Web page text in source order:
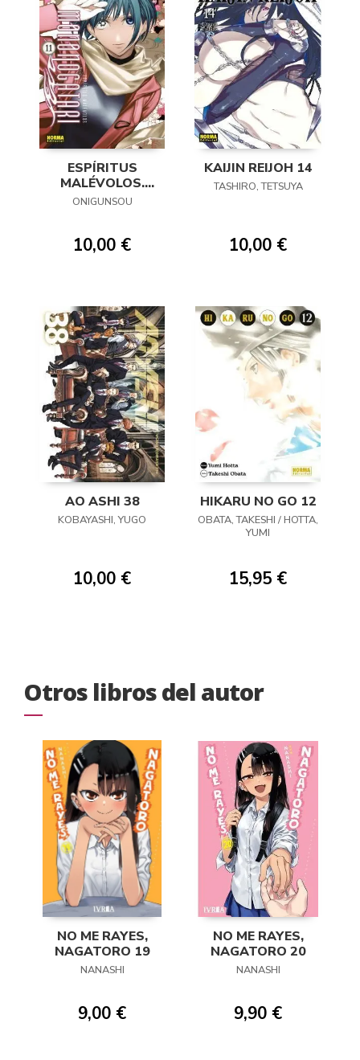
ESPÍRITUS
MALÉVOLOS.
MONONOGATARI
ONIGUNSOU
10,00 €
KAIJIN REIJOH 14
TASHIRO, TETSUYA
10,00 €
AO ASHI 38
KOBAYASHI, YUGO
10,00 €
HIKARU NO GO 12
OBATA, TAKESHI / HOTTA,
YUMI
15,95 €
Otros libros del autor
NO ME RAYES,
NAGATORO 19
NANASHI
9,00 €
NO ME RAYES,
NAGATORO 20
NANASHI
9,90 €